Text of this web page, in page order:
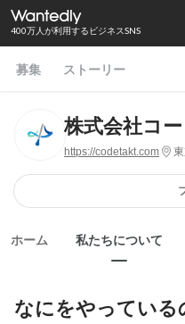
400万人が利用するビジネスSNS
募集 ストーリー
株式会社コ
https://codetakt.com
ホーム 私たちについて
なにをやっている